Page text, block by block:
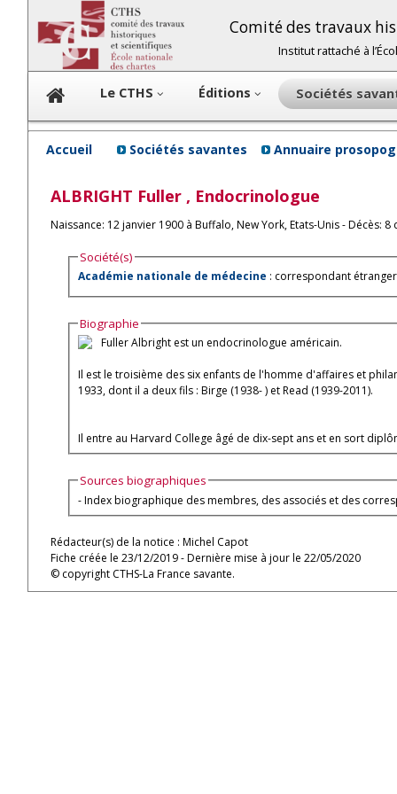
Comité des travaux
Institut rattaché à
Le CTHS Éditions Sociétés
Accueil Sociétés savantes Annuaire
ALBRIGHT Fuller , Endocrinologue
Naissance: 12 janvier 1900 à Buffalo, New York, Etats-Unis - Décès:
Société(s)
Académie nationale de médecine : correspondant
Biographie
Fuller Albright est un endocrinologue américain.
Il est le troisième des six enfants de l'homme d'affaires et
1933, dont il a deux fils : Birge (1938- ) et Read (1939-2011).
Il entre au Harvard College âgé de dix-sept ans et en sort
Sources biographiques
- Index biographique des membres, des associés et des
Rédacteur(s) de la notice : Michel Capot
Fiche créée le 23/12/2019 - Dernière mise à jour le 22/05/2020
© copyright CTHS-La France savante.